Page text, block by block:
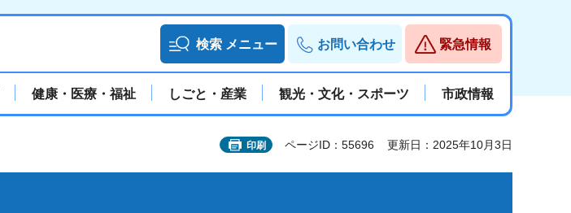
検索 メニュー お問い合わせ 緊急情報
健康・医療・福祉 しごと・産業 観光・文化・スポーツ 市政情報
印刷 ページID：55696 更新日：2025年10月3日